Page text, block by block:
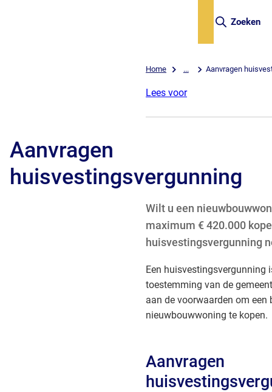
Zoeken
Home ... Aanvragen
Lees voor
Aanvragen
huisvestingsvergunning
Wilt u een
maximum € 420.000
huisvestingsvergunning
Een huisvestingsvergunning
toestemming van de
aan de voorwaarden om een
nieuwbouwwoning te kopen.
Aanvragen